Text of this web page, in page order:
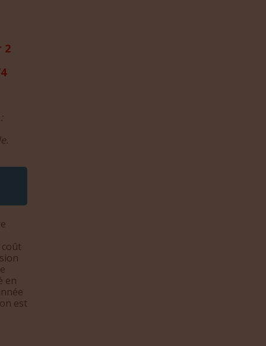
2
en
est